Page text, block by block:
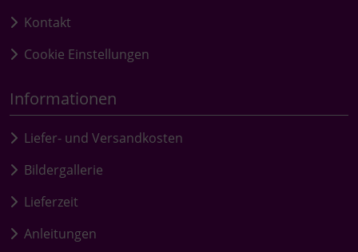
Kontakt
Cookie Einstellungen
Informationen
Liefer- und Versandkosten
Bildergallerie
Lieferzeit
Anleitungen